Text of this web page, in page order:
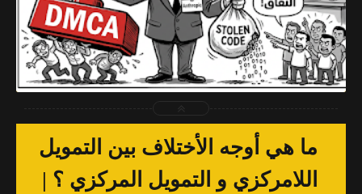
2026-04-03
Muhammed Ahmed
شاهد الموضوع
ما هي أوجه الأختلاف بين التمويل
اللامركزي و التمويل المركزي ؟ |